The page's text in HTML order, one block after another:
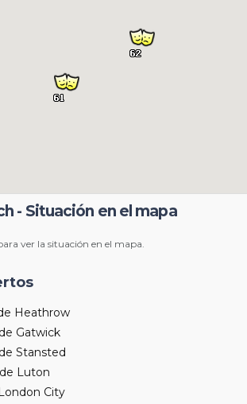
- Situación en el mapa
ver la situación en el mapa.
Heathrow
Gatwick
Stansted
Luton
City